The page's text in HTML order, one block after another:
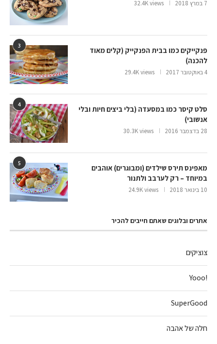
7 במרץ 2018 32.4K views
3
פנקייקים כמו בבית הפנקייק (קלים מאוד
להכנה)
4 באוקטובר 2017 29.4K views
4
סלט קיסר כמו במסעדה (בלי ביצים חיות ובלי
אנשובי)
28 בדצמבר 2016 30.3K views
5
מאפינס תירס שילדים (ומבוגרים) אוהבים
במיוחד – רק לערבב ולתנור
10 בינואר 2018 24.9K views
אתרים ובלוגים שאתם חייבים להכיר
צוציקים
!Yooo
SuperGood
חלה של אהבה